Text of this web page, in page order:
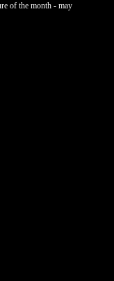
of the month - may